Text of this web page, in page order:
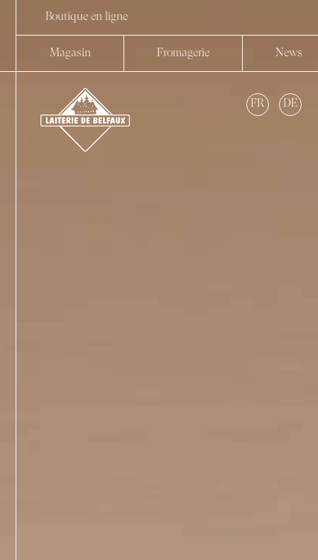
Boutique en ligne
Magasin Fromagerie News
FR DE